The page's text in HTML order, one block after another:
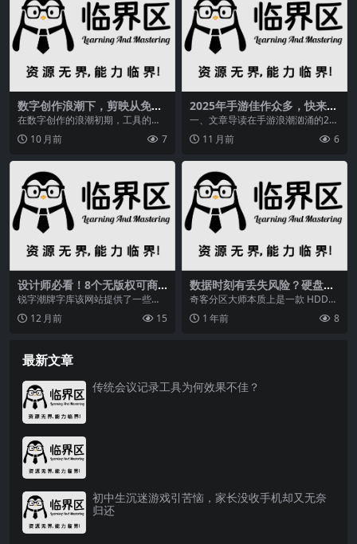
数字创作浪潮下，剪映从免费
赋能到付费设限的转变？
在数字创作的浪潮初期，工具的出
现，往往伴随着一种纯粹的赋能
感。一款优秀的视频剪辑...
10 月前 7
2025年手游佳作众多，快来看
看最好玩的手游排行榜前十名
一、文章导读在手游浪潮汹涌的20
25年，无数佳作争奇斗艳，试图成
为玩家手机中的常...
11 月前 6
设计师必看！8个无版权可商
用字体库及字由平台介绍
锐字潮牌字库该网站提供了一些更
有吸引力的字体，如游戏、民族潮
流、民族风格、艺术、...
12 月前 15
数据时刻有丢失风险？硬盘克
隆来帮您，附最佳软件评测
奇客分区大师本质上是一款 HDD
和 SSD 磁盘管理工具。在这里，您
可以扫描并...
1 年前 8
最新文章
传统会议记录工具为何效果不佳？
初中生沉迷游戏引苦恼，家长没收手机却又无奈
归还‍️